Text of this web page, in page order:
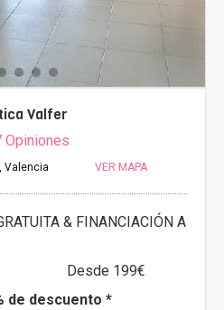
Valfer
Opiniones
Valencia VER MAPA
& FINANCIACIÓN A
Desde 199€
de descuento *